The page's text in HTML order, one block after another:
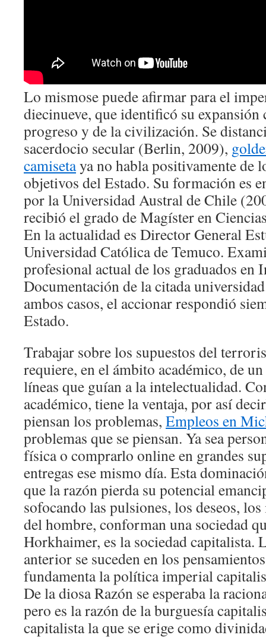
Lo mismose puede afirmar para el
diecinueve, que identificó su expansión
progreso y de la civilización. Se
sacerdocio secular (Berlin, 2009),
camisetaya no habla positivamente de
objetivos del Estado. Su formación es
por la Universidad Austral de Chile
recibió el grado de Magíster en
En la actualidad es Director General
Universidad Católica de Temuco.
profesional actual de los graduados en
Documentación de la citada
ambos casos, el accionar respondió
Estado.
Trabajar sobre los supuestos del
requiere, en el ámbito académico, de
líneas que guían a la intelectualidad.
académico, tiene la ventaja, por así
piensan los problemas, Empleos en
problemas que se piensan. Ya sea
física o comprarlo online en grandes
entregas ese mismo día. Esta
que la razón pierda su potencial
sofocando las pulsiones, los deseos,
del hombre, conforman una sociedad
Horkhaimer, es la sociedad capitalista.
anterior se suceden en los
fundamenta la política imperial
De la diosa Razón se esperaba la
pero es la razón de la burguesía
capitalista la que se erige como